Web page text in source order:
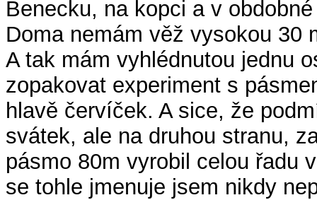
Benecku, na kopci a v
Doma nemám věž vysokou 30
A tak mám vyhlédnutou jednu
zopakovat experiment s
hlavě červíček. A sice, že
svátek, ale na druhou stranu,
pásmo 80m vyrobil celou řadu
se tohle jmenuje jsem nikdy